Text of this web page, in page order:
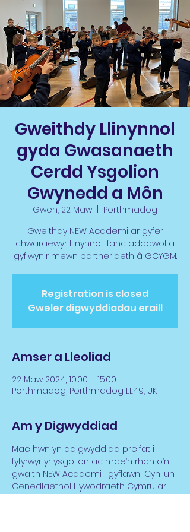
Gweithdy Llinynnol
gyda Gwasanaeth
Cerdd Ysgolion
Gwynedd a Môn
Gwen, 22 Maw
Porthmadog
Gweithdy NEW Academi ar gyfer
chwaraewyr llinynnol ifanc addawol a
gyflwynir mewn partneriaeth â GCYGM.
Registration is closed
Gweler digwyddiadau eraill
Amser a Lleoliad
22 Maw 2024, 10:00 – 15:00
Porthmadog, Porthmadog LL49, UK
Am y Digwyddiad
Mae hwn yn ddigwyddiad preifat i
fyfyrwyr yr ysgolion ac mae’n rhan o’n
gwaith NEW Academi i gyflawni Cynllun
Cenedlaethol Llywodraeth Cymru ar